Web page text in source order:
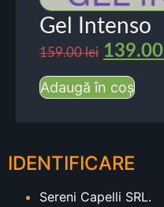
Gel Intenso
159.00lei 139.00
Adaugă în coș
IDENTIFICARE
Sereni Capelli SRL.